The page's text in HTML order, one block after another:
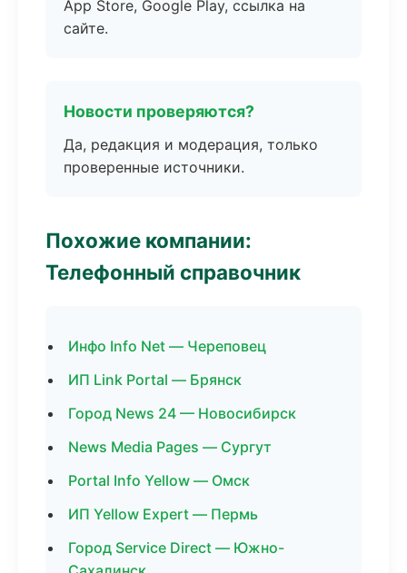
App Store, Google Play, ссылка на
сайте.
Новости проверяются?
Да, редакция и модерация, только
проверенные источники.
Похожие компании:
Телефонный справочник
Инфо Info Net — Череповец
ИП Link Portal — Брянск
Город News 24 — Новосибирск
News Media Pages — Сургут
Portal Info Yellow — Омск
ИП Yellow Expert — Пермь
Город Service Direct — Южно-